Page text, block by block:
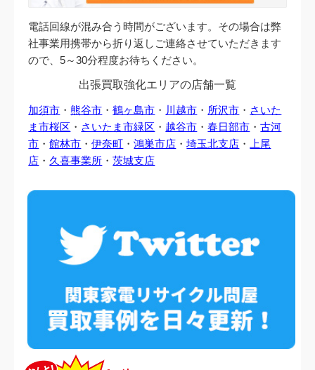
電話回線が混み合う時間がございます。その場合は弊
社事業用携帯から折り返しご連絡させていただきます
ので、5～30分程度お待ちください。
出張買取強化エリアの店舗一覧
加須市 ・熊谷市 ・鶴ヶ島市 ・ 川越市 ・ 所沢市 ・ さいた
ま市桜区 ・ さいたま市緑区 ・ 越谷市 ・春日部市 ・古河
市 ・館林市 ・伊奈町 ・鴻巣市店 ・埼玉北支店 ・
上尾
店 ・ 久喜事業所 ・茨城支店